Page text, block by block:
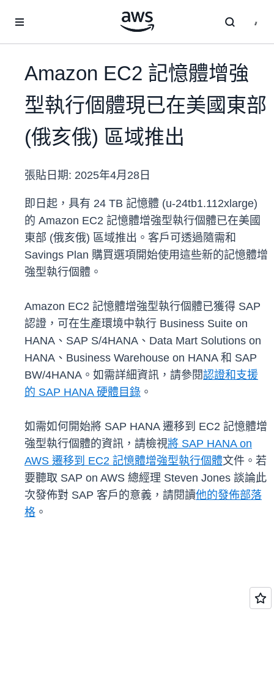
Amazon EC2 記憶體增強
型執行個體現已在美國東部
(俄亥俄) 區域推出
張貼日期: 2025年4月28日
即日起，具有 24 TB 記憶體 (u-24tb1.112xlarge)
的 Amazon EC2 記憶體增強型執行個體已在美國
東部 (俄亥俄) 區域推出。客戶可透過隨需和
Savings Plan 購買選項開始使用這些新的記憶體增
強型執行個體。
Amazon EC2 記憶體增強型執行個體已獲得 SAP
認證，可在生產環境中執行 Business Suite on
HANA、SAP S/4HANA、Data Mart Solutions on
HANA、Business Warehouse on HANA 和 SAP
BW/4HANA。如需詳細資訊，請參閱認證和支援
的 SAP HANA 硬體目錄 。
如需如何開始將 SAP HANA 遷移到 EC2 記憶體增
強型執行個體的資訊，請檢視將 SAP HANA on
AWS 遷移到 EC2 記憶體增強型執行個體文件。若
要聽取 SAP on AWS 總經理 Steven Jones 談論此
次發佈對 SAP 客戶的意義，請閱讀他的發佈部落
格 。